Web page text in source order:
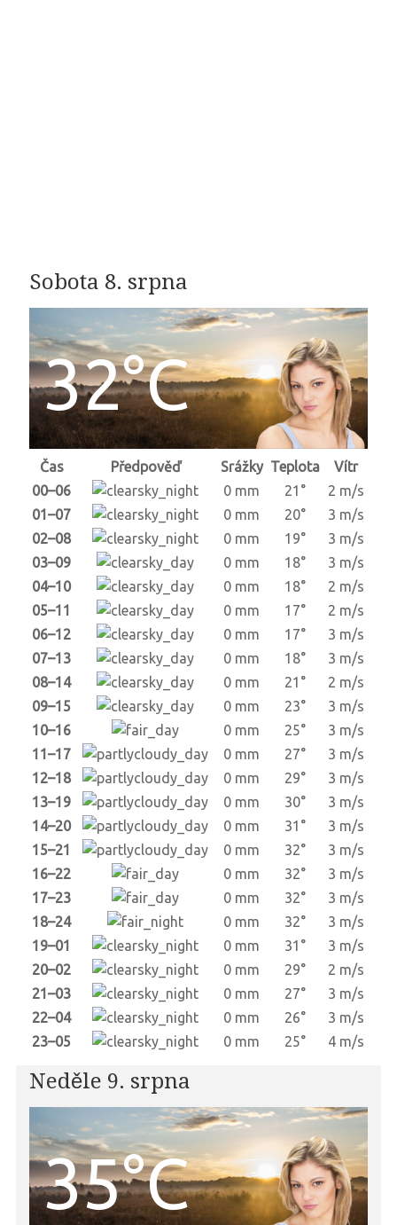
Sobota 8. srpna
32°C
Čas Předpověď Srážky Teplota
Vítr
00–06
0 mm 21°
2 m/s
01–07
0 mm 20°
3 m/s
02–08
0 mm 19°
3 m/s
03–09
0 mm 18°
3 m/s
04–10
0 mm 18°
2 m/s
05–11
0 mm 17°
2 m/s
06–12
0 mm 17°
3 m/s
07–13
0 mm 18°
3 m/s
08–14
0 mm 21°
2 m/s
09–15
0 mm 23°
3 m/s
10–16
0 mm 25°
3 m/s
11–17
0 mm 27°
3 m/s
12–18
0 mm 29°
3 m/s
13–19
0 mm 30°
3 m/s
14–20
0 mm 31°
3 m/s
15–21
0 mm 32°
3 m/s
16–22
0 mm 32°
3 m/s
17–23
0 mm 32°
3 m/s
18–24
0 mm 32°
3 m/s
19–01
0 mm 31°
3 m/s
20–02
0 mm 29°
2 m/s
21–03
0 mm 27°
3 m/s
22–04
0 mm 26°
3 m/s
23–05
0 mm 25° 4 m/s
Neděle 9. srpna
35°C